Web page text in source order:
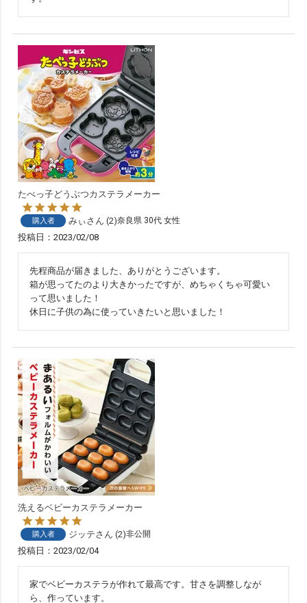
たべっ子どうぶつカステラメーカー
購入者 みぃ 2 奈良県 30代 女性
投稿日 2023/02/08
先程商品が届きました、ありがとうございます。
箱が思ってたのより大きかったですが、めちゃくちゃ可愛い
って思いました！
休日に子供の為に使っていきたいと思いました！
洗えるベビーカステラメーカー
購入者 ジッテ 2 非公開
投稿日 2023/02/04
家でベビーカステラが作れて最高です。甘さを調整しなが
ら、作っています。